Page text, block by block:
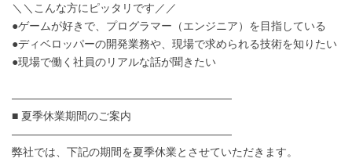
＼＼こんな方にピッタリです／／
●ゲームが好きで、プログラマー（エンジニア）を目指している
●ディベロッパーの開発業務や、現場で求められる技術を知りたい
●現場で働く社員のリアルな話が聞きたい
――――――――――――――――――――
■ 夏季休業期間のご案内
――――――――――――――――――――
弊社では、下記の期間を夏季休業とさせていただきます。